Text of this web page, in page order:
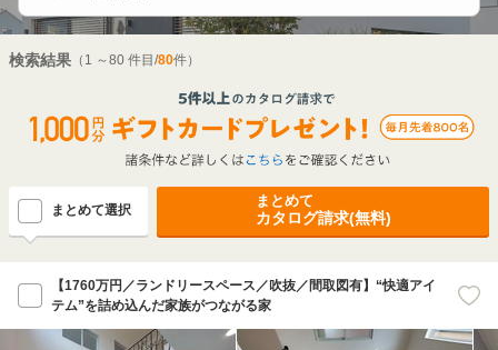
検索結果 （1 ～80 件目/80件）
まとめて選択
まとめて
カタログ請求(無料)
【1760万円／ランドリースペース／吹抜／間取図有】“快適アイ
テム”を詰め込んだ家族がつながる家